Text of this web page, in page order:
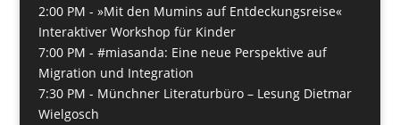
2:00 PM - »Mit den Mumins auf Entdeckungsreise«
Interaktiver Workshop für Kinder
7:00 PM - #miasanda: Eine neue Perspektive auf
Migration und Integration
7:30 PM - Münchner Literaturbüro – Lesung Dietmar
Wielgosch